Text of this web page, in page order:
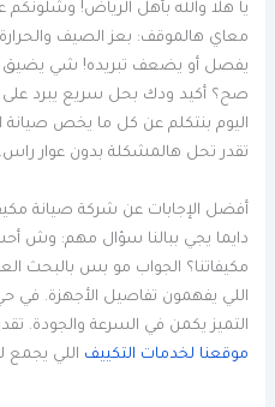
يا هلا والله بأهل الرياض!
معاي هالموقف: بعز الصيف
يفصل أو يضعف تبريده! شي يضيق
صح؟ أكيد ودك بحل سريع يبرد على
اليوم بنتكلم عن كل ما يخص صيانة
تقدر تحل هالمشكلة بدون عوار راس.
أفضل الإجابات عن شركة صيانة
دايما يجي ببالنا سؤال مهم: وش
مكيفاتنا؟ الجواب مو بس بالبحث
اللي يفهمون تفاصيل الأجهزة. في حي
التميز يكمن في السرعة والجودة.
موقعنا لخدمات التكييف اللي يجمع